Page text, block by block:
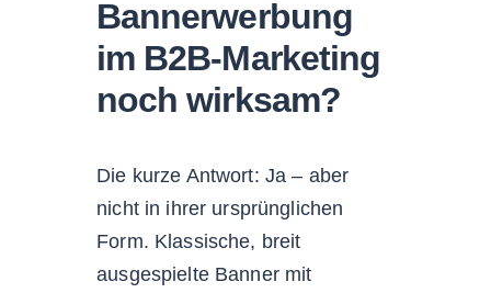
Bannerwerbung
im B2B-Marketing
noch wirksam?
Die kurze Antwort: Ja – aber
nicht in ihrer ursprünglichen
Form. Klassische, breit
ausgespielte Banner mit